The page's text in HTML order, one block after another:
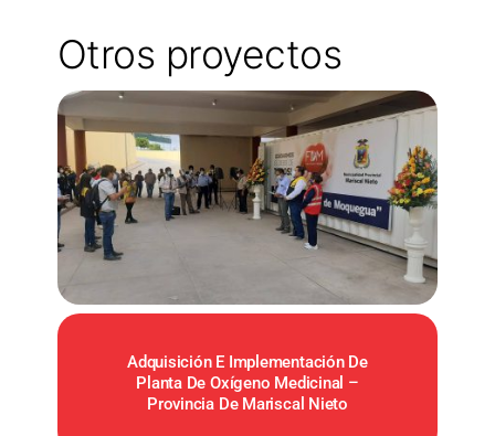
Otros proyectos
Adquisición E Implementación De
Planta De Oxígeno Medicinal –
Provincia De Mariscal Nieto